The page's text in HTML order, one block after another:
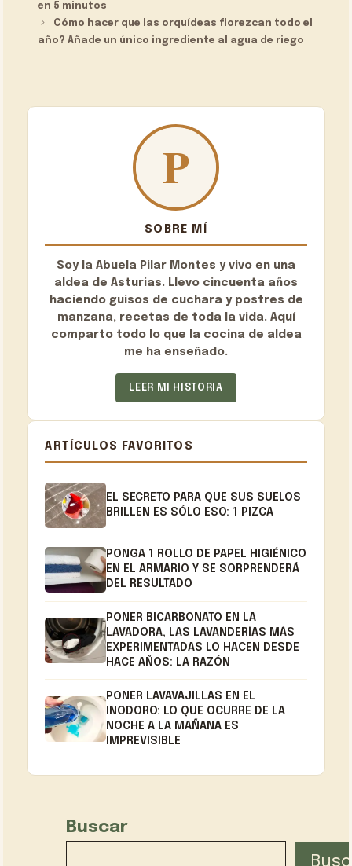
en 5 minutos
Cómo hacer que las orquídeas florezcan todo el
año? Añade un único ingrediente al agua de riego
SOBRE MÍ
Soy la Abuela Pilar Montes y vivo en una
aldea de Asturias. Llevo cincuenta años
haciendo guisos de cuchara y postres de
manzana, recetas de toda la vida. Aquí
comparto todo lo que la cocina de aldea
me ha enseñado.
LEER MI HISTORIA
ARTÍCULOS FAVORITOS
EL SECRETO PARA QUE SUS SUELOS
BRILLEN ES SÓLO ESO: 1 PIZCA
PONGA 1 ROLLO DE PAPEL HIGIÉNICO
EN EL ARMARIO Y SE SORPRENDERÁ
DEL RESULTADO
PONER BICARBONATO EN LA
LAVADORA, LAS LAVANDERÍAS MÁS
EXPERIMENTADAS LO HACEN DESDE
HACE AÑOS: LA RAZÓN
PONER LAVAVAJILLAS EN EL
INODORO: LO QUE OCURRE DE LA
NOCHE A LA MAÑANA ES
IMPREVISIBLE
Buscar